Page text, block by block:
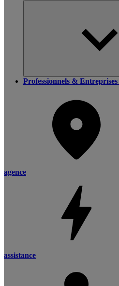
Professionnels & Entreprises
agence
assistance